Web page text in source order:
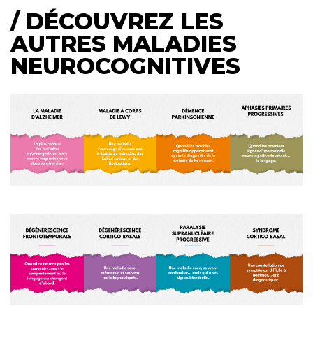
/ DÉCOUVREZ LES
AUTRES MALADIES
NEUROCOGNITIVES